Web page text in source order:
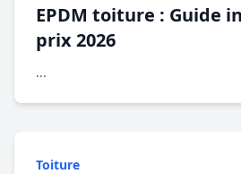
EPDM toiture : Guide
prix 2026
...
Toiture